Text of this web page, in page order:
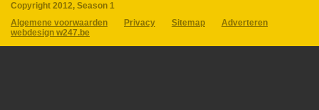
Copyright 2012, Season 1
Algemene voorwaarden
Privacy Sitemap
Adverteren
webdesign w247.be